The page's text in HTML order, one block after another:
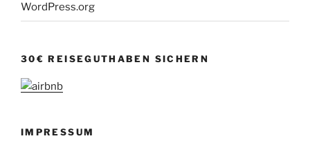
WordPress.org
30€ REISEGUTHABEN SICHERN
IMPRESSUM